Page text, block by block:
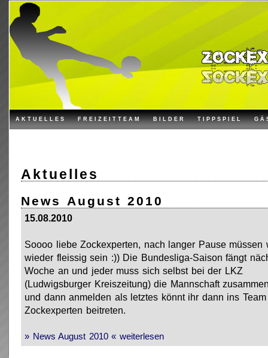
AKTUELLES FREIZEITTEAM BILDER TIPPSPIEL
Aktuelles
News August 2010
15.08.2010
Soooo liebe Zockexperten, nach langer Pause müssen
wieder fleissig sein :)) Die Bundesliga-Saison fängt
Woche an und jeder muss sich selbst bei der LKZ
(Ludwigsburger Kreiszeitung) die Mannschaft
und dann anmelden als letztes könnt ihr dann ins Team
Zockexperten beitreten.
» News August 2010 « weiterlesen